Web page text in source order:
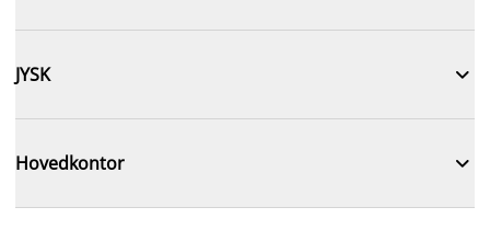
JYSK 
Hovedkontor 